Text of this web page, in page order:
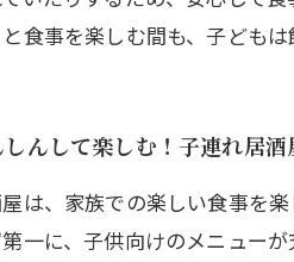
食事を楽しむ間も、子ども
しんして楽しむ！子連れ居
は、家族での楽しい食事を
一に、子供向けのメニュー